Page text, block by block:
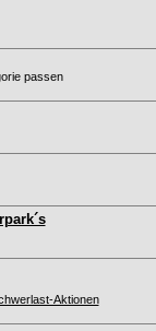
passen
Aktionen